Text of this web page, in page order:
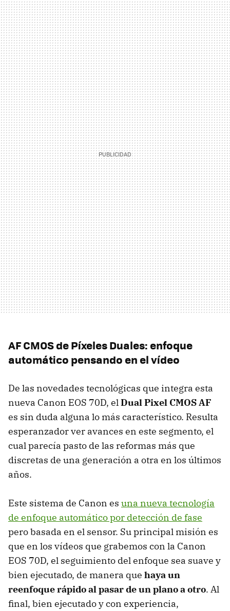
AF CMOS de Píxeles Duales: enfoque
automático pensando en el vídeo
De las novedades tecnológicas que integra esta
nueva Canon EOS 70D, elDual Pixel CMOS AF
es sin duda alguna lo más característico. Resulta
esperanzador ver avances en este segmento, el
cual parecía pasto de las reformas más que
discretas de una generación a otra en los últimos
años.
Este sistema de Canon es una nueva tecnología
de enfoque automático por detección de fase
pero basada en el sensor. Su principal misión es
que en los vídeos que grabemos con la Canon
EOS 70D, el seguimiento del enfoque sea suave y
bien ejecutado, de manera que haya un
reenfoque rápido al pasar de un plano a otro. Al
final, bien ejecutado y con experiencia,